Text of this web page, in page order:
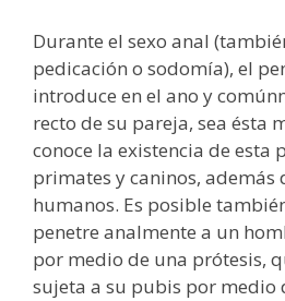
Durante el sexo anal
pedicación o sodomía), el
introduce en el ano y
recto de su pareja, sea ésta
conoce la existencia de esta
primates y caninos, además
humanos. Es posible
penetre analmente a un
por medio de una prótesis,
sujeta a su pubis por medio